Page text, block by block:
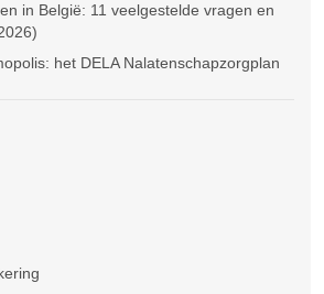
in België: 11 veelgestelde vragen en
het DELA Nalatenschapzorgplan